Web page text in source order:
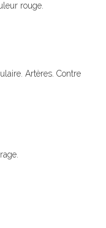
rouge.
Artères. Contre